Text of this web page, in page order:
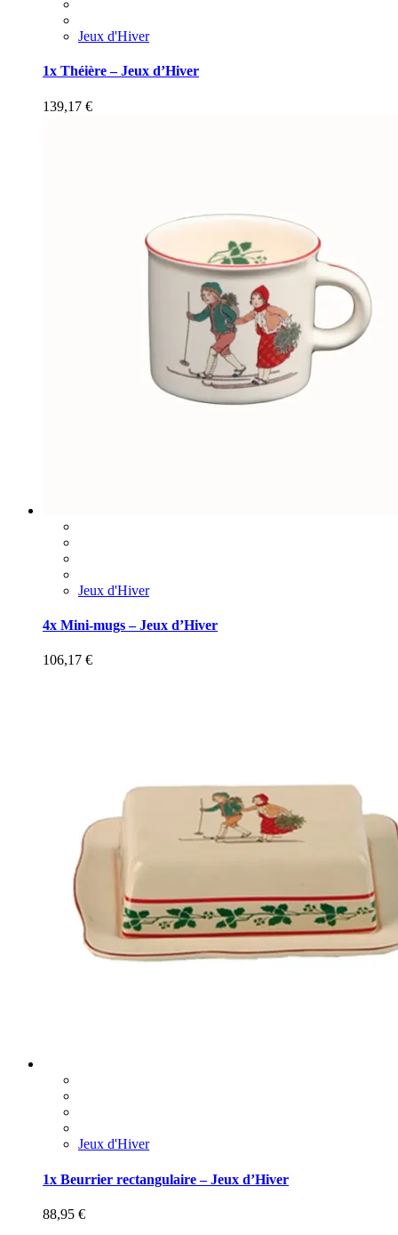
Jeux d'Hiver
1x Théière – Jeux d’Hiver
139,17 €
Jeux d'Hiver
4x Mini-mugs – Jeux d’Hiver
106,17 €
Jeux d'Hiver
1x Beurrier rectangulaire – Jeux d’Hiver
88,95 €